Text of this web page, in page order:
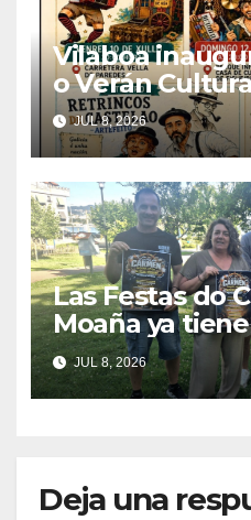
Vilaboa
o Verán
teatro, música,
tradición
JUL 8, 2026
Las Festas do
Moaña ya
musical y
llamamiento a
vecinal
JUL 8, 2026
Deja una